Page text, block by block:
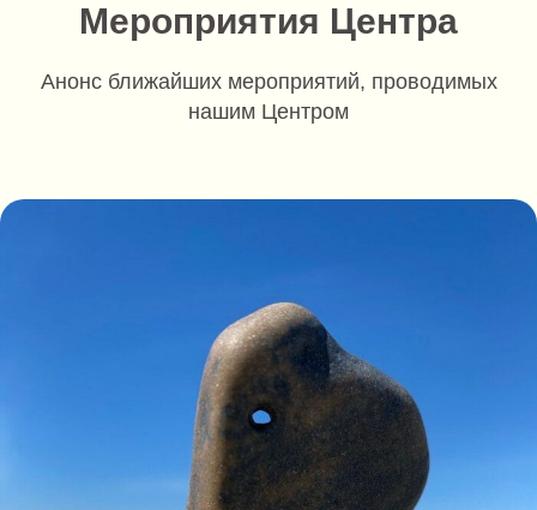
Мероприятия Центра
Анонс ближайших мероприятий, проводимых
нашим Центром